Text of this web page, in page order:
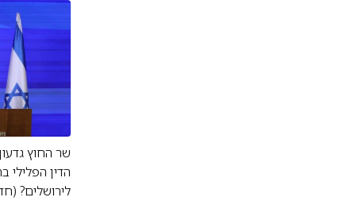
שר החוץ
הדין הפלילי
לירושלים?